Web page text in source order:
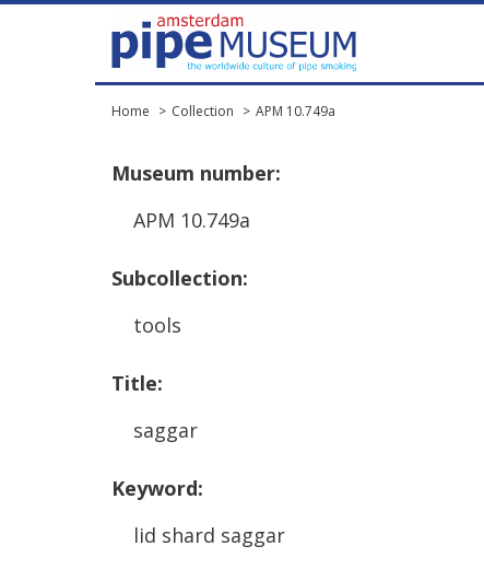
Home Collection APM 10.749a
Museum number:
APM 10.749a
Subcollection:
tools
Title:
saggar
Keyword:
lid shard saggar